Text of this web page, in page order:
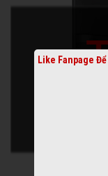
Like Fanpage